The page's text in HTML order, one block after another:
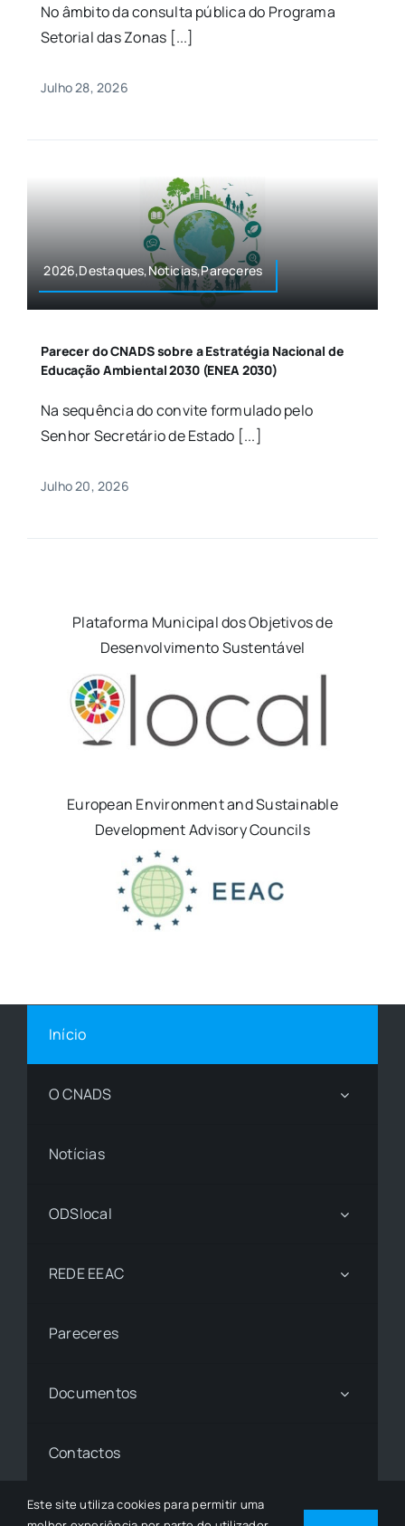
No âmbito da consulta pública do Programa
Setorial das Zonas [...]
Julho 28, 2026
2026,Destaques,Noticias,Pareceres
Parecer do CNADS sobre a Estratégia Nacional de
Educação Ambiental 2030 (ENEA 2030)
Na sequência do convite formulado pelo
Senhor Secretário de Estado [...]
Julho 20, 2026
Plataforma Municipal dos Objetivos de
Desenvolvimento Sustentável
European Environment and Sustainable
Development Advisory Councils
Início
O CNADS
Notícias
ODSlocal
REDE EEAC
Pareceres
Documentos
Contactos
Este site utiliza cookies para permitir uma